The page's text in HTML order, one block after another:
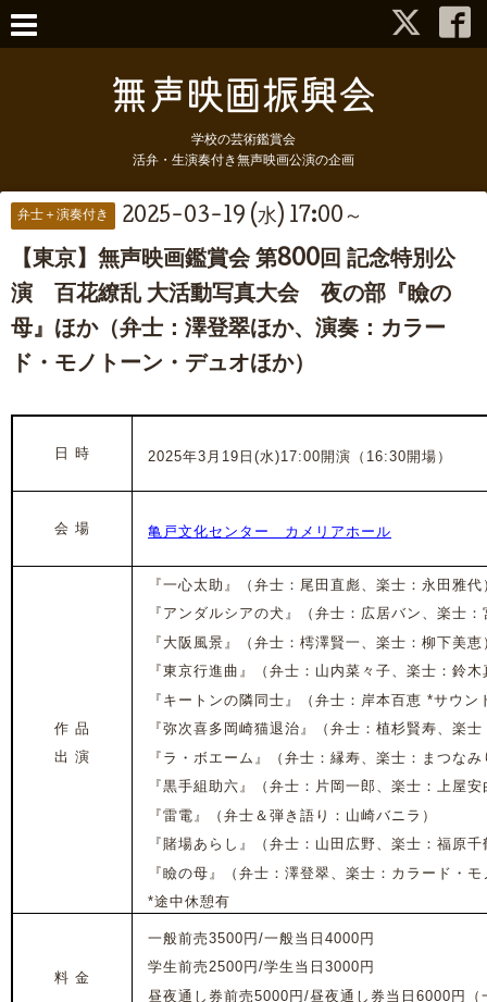
学校の芸術鑑賞会
活弁・生演奏付き無声映画公演の企画
弁士＋演奏付き 2025-03-19 (水) 17:00～
【東京】無声映画鑑賞会 第800回 記念特別公
演 百花繚乱 大活動写真大会 夜の部『瞼の
母』ほか（弁士：澤登翠ほか、演奏：カラー
ド・モノトーン・デュオほか）
日 時 2025年3月19日(水)17:00開演（16:30開場）
会 場 亀戸文化センター カメリアホール
作 品
出 演
『一心太助』（弁士：尾田直彪、楽士：永田雅代
『アンダルシアの犬』（弁士：広居バン、楽士：
『大阪風景』（弁士：樗澤賢一、楽士：柳下美恵
『東京行進曲』（弁士：山内菜々子、楽士：鈴木
『キートンの隣同士』（弁士：岸本百恵 *サウン
『弥次喜多岡崎猫退治』（弁士：植杉賢寿、楽士
『ラ・ボエーム』（弁士：縁寿、楽士：まつなみ
『黒手組助六』（弁士：片岡一郎、楽士：上屋安
『雷電』（弁士＆弾き語り：山崎バニラ）
『賭場あらし』（弁士：山田広野、楽士：福原千
『瞼の母』（弁士：澤登翠、楽士：カラード・モ
*途中休憩有
料 金
一般前売3500円/一般当日4000円
学生前売2500円/学生当日3000円
昼夜通し券前売5000円/昼夜通し券当日6000円（